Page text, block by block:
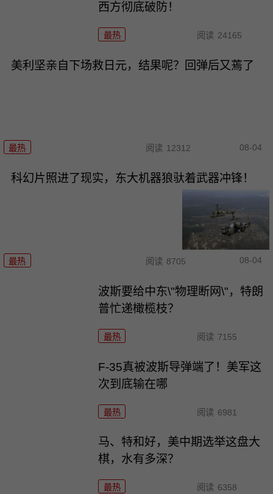
西方彻底破防！
最热 阅读 24165
美利坚亲自下场救日元，结果呢？回弹后又蔫了
最热 阅读 12312 08-04
科幻片照进了现实，东大机器狼驮着武器冲锋！
最热 阅读 8705 08-04
波斯要给中东\"物理断网\"，特朗
普忙递橄榄枝？
最热 阅读 7155
F-35真被波斯导弹端了！美军这
次到底输在哪
最热 阅读 6981
马、特和好，美中期选举这盘大
棋，水有多深？
最热 阅读 6358